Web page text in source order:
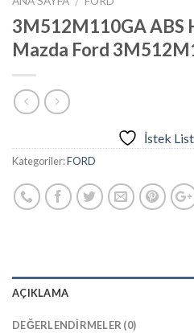
3M512M110GA ABS
Mazda Ford
İstek
Kategoriler:FORD
AÇIKLAMA
DEĞERLENDIRMELER (0)